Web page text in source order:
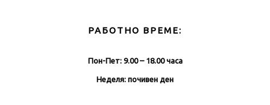
РАБОТНО ВРЕМЕ:
Пон-Пет: 9.00 – 18.00 часа
Неделя: почивен ден